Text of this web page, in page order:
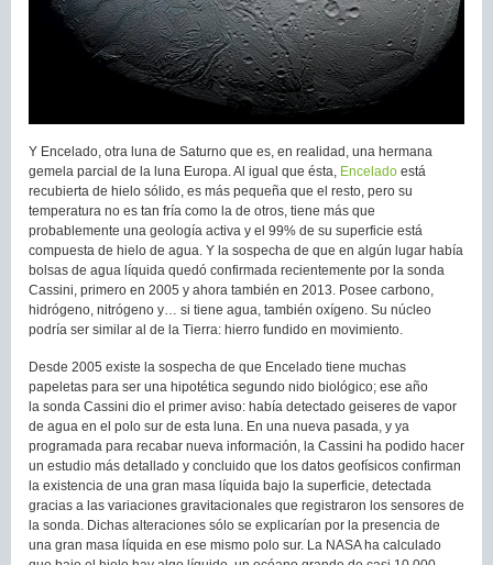
Y Encelado, otra luna de Saturno que es, en realidad, una hermana
gemela parcial de la luna Europa. Al igual que ésta, Encelado está
recubierta de hielo sólido, es más pequeña que el resto, pero su
temperatura no es tan fría como la de otros, tiene más que
probablemente una geología activa y el 99% de su superficie está
compuesta de hielo de agua. Y la sospecha de que en algún lugar había
bolsas de agua líquida quedó confirmada recientemente por la sonda
Cassini, primero en 2005 y ahora también en 2013. Posee carbono,
hidrógeno, nitrógeno y… si tiene agua, también oxígeno. Su núcleo
podría ser similar al de la Tierra: hierro fundido en movimiento.
Desde 2005 existe la sospecha de que Encelado tiene muchas
papeletas para ser una hipotética segundo nido biológico; ese año
la sonda Cassini dio el primer aviso: había detectado geiseres de vapor
de agua en el polo sur de esta luna. En una nueva pasada, y ya
programada para recabar nueva información, la Cassini ha podido hacer
un estudio más detallado y concluido que los datos geofísicos confirman
la existencia de una gran masa líquida bajo la superficie, detectada
gracias a las variaciones gravitacionales que registraron los sensores de
la sonda. Dichas alteraciones sólo se explicarían por la presencia de
una gran masa líquida en ese mismo polo sur. La NASA ha calculado